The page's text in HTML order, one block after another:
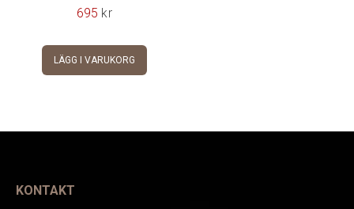
695 kr
LÄGG I VARUKORG
KONTAKT